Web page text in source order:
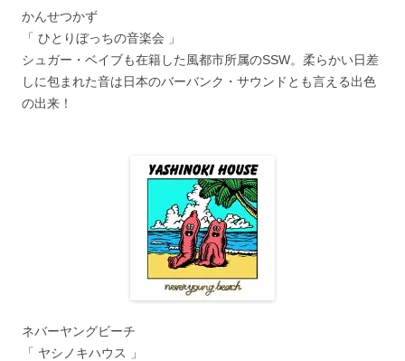
かんせつかず
「 ひとりぼっちの音楽会 」
シュガー・ベイブも在籍した風都市所属のSSW。柔らかい日差
しに包まれた音は日本のバーバンク・サウンドとも言える出色
の出来！
ネバーヤングビーチ
「 ヤシノキハウス 」